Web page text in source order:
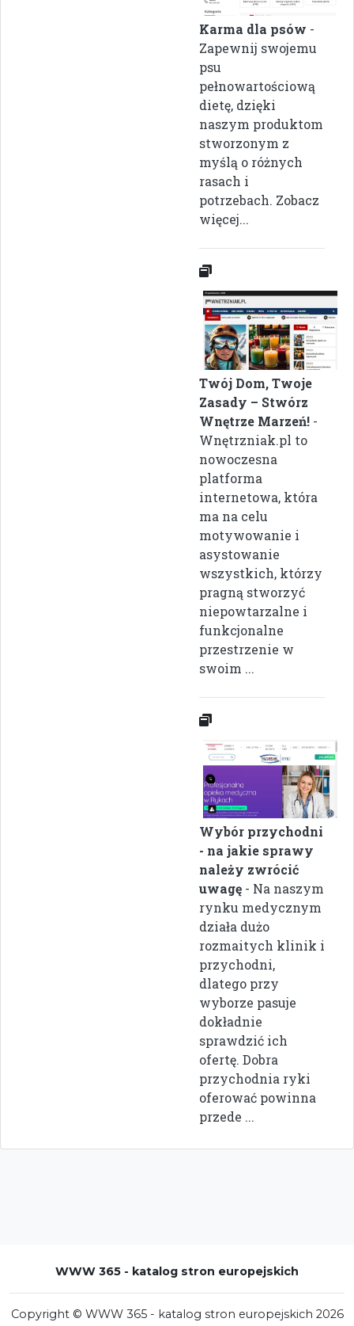
Karma dla psów -
Zapewnij swojemu
psu
pełnowartościową
dietę, dzięki
naszym produktom
stworzonym z
myślą o różnych
rasach i
potrzebach. Zobacz
więcej...
Twój Dom, Twoje
Zasady – Stwórz
Wnętrze Marzeń! -
Wnętrzniak.pl to
nowoczesna
platforma
internetowa, która
ma na celu
motywowanie i
asystowanie
wszystkich, którzy
pragną stworzyć
niepowtarzalne i
funkcjonalne
przestrzenie w
swoim ...
Wybór przychodni
- na jakie sprawy
należy zwrócić
uwagę - Na naszym
rynku medycznym
działa dużo
rozmaitych klinik i
przychodni,
dlatego przy
wyborze pasuje
dokładnie
sprawdzić ich
ofertę. Dobra
przychodnia ryki
oferować powinna
przede ...
WWW 365 - katalog stron europejskich
Copyright © WWW 365 - katalog stron europejskich 2026